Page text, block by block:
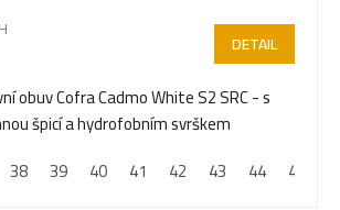
DETAIL
obuv Cofra Cadmo White S2 SRC - s
špicí a hydrofobním svrškem
38 39 40 41 42 43 44 45